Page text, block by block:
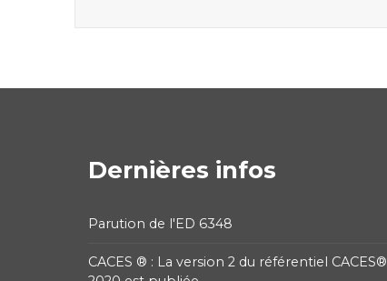
Dernières infos
Parution de l'ED 6348
CACES ® : La version 2 du référentiel CACES®